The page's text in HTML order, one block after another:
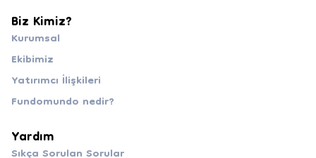
Biz Kimiz?
Kurumsal
Ekibimiz
Yatırımcı İlişkileri
Fundomundo nedir?
Yardım